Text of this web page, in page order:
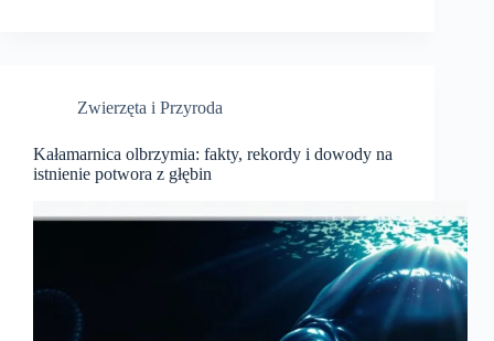
Zwierzęta i Przyroda
Kałamarnica olbrzymia: fakty, rekordy i dowody na
istnienie potwora z głębin